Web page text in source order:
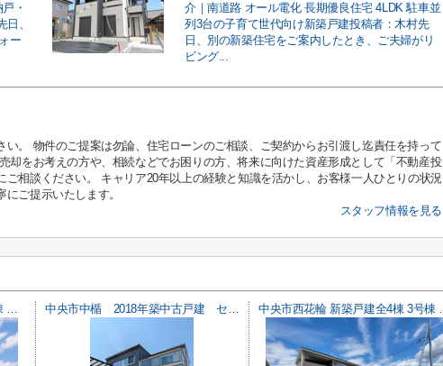
・
、
ー
介｜南道路 オール電化 長期優良住宅 4LDK 駐車並
列3台の子育て世代向け新築戸建投稿者：木村先
日、別の新築住宅をご案内したとき、ご夫婦がリ
ビング...
い。 物件のご提案は勿論、住宅ローンのご相談、ご契約からお引渡し迄責任を持って
却をお考えの方や、相続などでお困りの方、将来に向けた資産形成として「不動産投
ご相談ください。 キャリア20年以上の経験と知識を活かし、お客様一人ひとりの状況
ご提示いたします。
スタッフ情報を見る